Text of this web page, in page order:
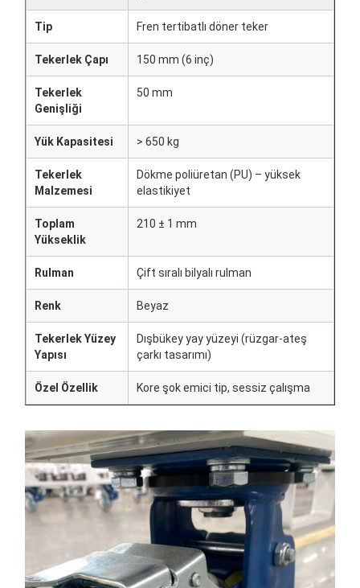
Tip Fren tertibatlı döner teker
Tekerlek Çapı 150 mm (6 inç)
Tekerlek
Genişliği
50 mm
Yük Kapasitesi > 650 kg
Tekerlek
Malzemesi
Dökme poliüretan (PU) – yüksek
elastikiyet
Toplam
Yükseklik
210 ± 1 mm
Rulman Çift sıralı bilyalı rulman
Renk Beyaz
Tekerlek Yüzey
Yapısı
Dışbükey yay yüzeyi (rüzgar-ateş
çarkı tasarımı)
Özel Özellik Kore şok emici tip, sessiz çalışma